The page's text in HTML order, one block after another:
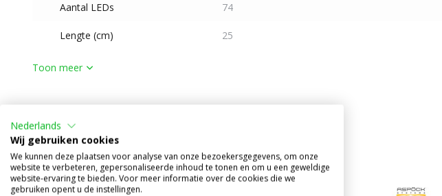
Aantal LEDs 74
Lengte (cm) 25
Toon meer
Alternatieve producten
Nederlands
Wij gebruiken cookies
We kunnen deze plaatsen voor analyse van onze bezoekersgegevens, om onze
website te verbeteren, gepersonaliseerde inhoud te tonen en om u een geweldige
website-ervaring te bieden. Voor meer informatie over de cookies die we
gebruiken opent u de instellingen.